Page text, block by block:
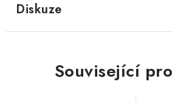
Diskuze
Související